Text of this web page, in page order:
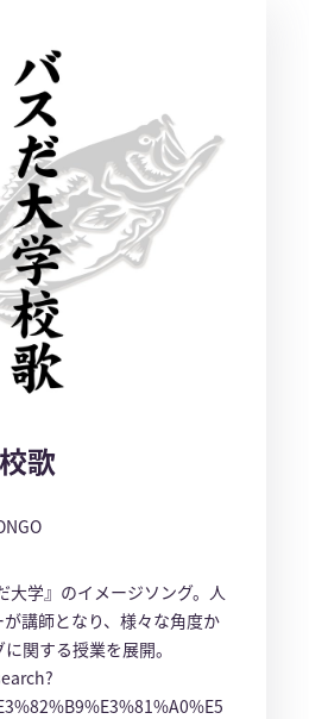
歌
大学』のイメージソング。人
講師となり、様々な角度か
関する授業を展開。